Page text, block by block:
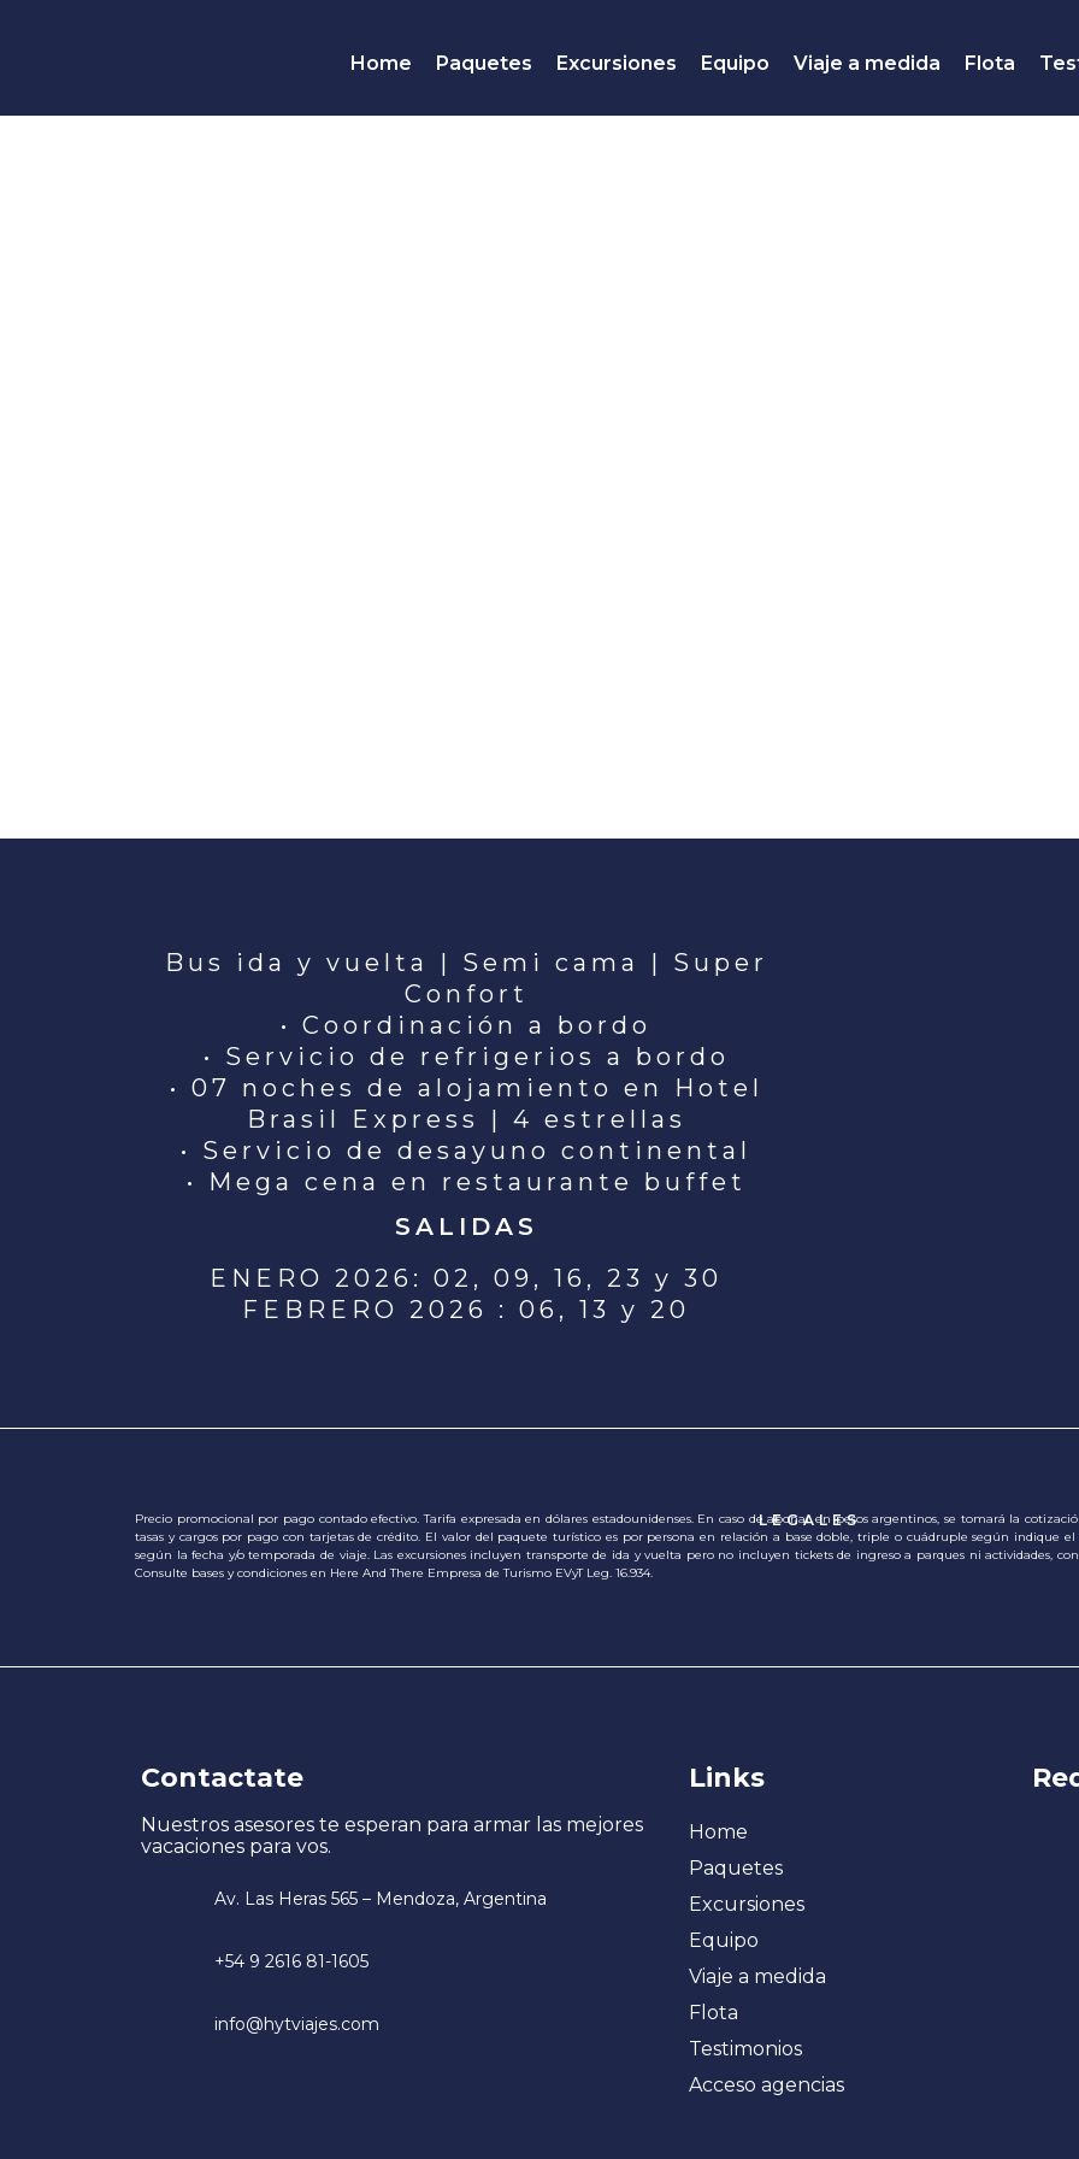
Home Paquetes Excursiones Equipo Viaje a medida Flota
Bus ida y vuelta | Semi cama | Super
Confort
• Coordinación a bordo
• Servicio de refrigerios a bordo
• 07 noches de alojamiento en Hotel
Brasil Express | 4 estrellas
• Servicio de desayuno continental
• Mega cena en restaurante buffet
SALIDAS
ENERO 2026: 02, 09, 16, 23 y 30
FEBRERO 2026 : 06, 13 y 20
LEGALES
Precio promocional por pago contado efectivo. Tarifa expresada en dólares estadounidenses. En caso de abonar en pesos argentinos, se tomará la
tasas y cargos por pago con tarjetas de crédito. El valor del paquete turístico es por persona en relación a base doble, triple o cuádruple según indique
según la fecha y/o temporada de viaje. Las excursiones incluyen transporte de ida y vuelta pero no incluyen tickets de ingreso a parques ni actividades,
Consulte bases y condiciones en Here And There Empresa de Turismo EVyT Leg. 16.934.
Contactate
Nuestros asesores te esperan para armar las mejores
vacaciones para vos.
Av. Las Heras 565 – Mendoza, Argentina
+54 9 2616 81-1605
info@hytviajes.com
Links
Home
Paquetes
Excursiones
Equipo
Viaje a medida
Flota
Testimonios
Acceso agencias